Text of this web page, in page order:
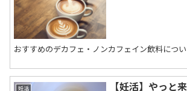
おすすめのデカフェ・ノンカフェイン飲料につい
妊活
【妊活】やっと